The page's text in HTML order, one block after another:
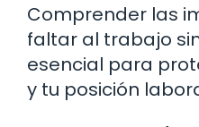
Comprender las
faltar al trabajo
esencial para
y tu posición